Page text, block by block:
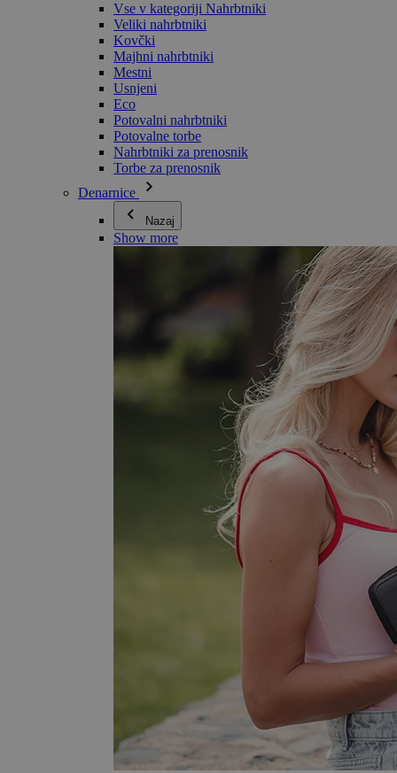
Vse v kategoriji Nahrbtniki
Veliki nahrbtniki
Kovčki
Majhni nahrbtniki
Mestni
Usnjeni
Eco
Potovalni nahrbtniki
Potovalne torbe
Nahrbtniki za prenosnik
Torbe za prenosnik
Denarnice
Nazaj
Show more